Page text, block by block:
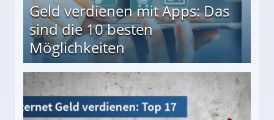
Geld verdienen mit Apps: Das
sind die 10 besten
Möglichkeiten
besten Möglichkeiten